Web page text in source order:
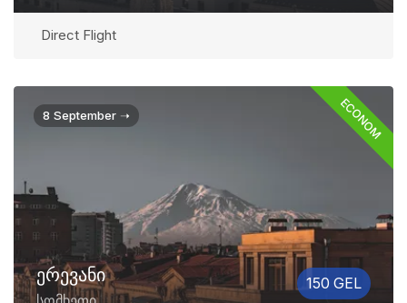
Direct Flight
8 September ➝ ECONOM
ერევანი 150 GEL